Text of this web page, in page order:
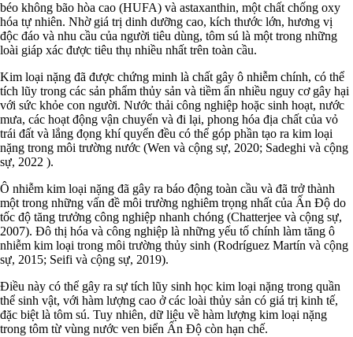
béo không bão hòa cao (HUFA) và astaxanthin, một chất chống oxy
hóa tự nhiên. Nhờ giá trị dinh dưỡng cao, kích thước lớn, hương vị
độc đáo và nhu cầu của người tiêu dùng, tôm sú là một trong những
loài giáp xác được tiêu thụ nhiều nhất trên toàn cầu.
Kim loại nặng đã được chứng minh là chất gây ô nhiễm chính, có thể
tích lũy trong các sản phẩm thủy sản và tiềm ẩn nhiều nguy cơ gây hại
với sức khỏe con người. Nước thải công nghiệp hoặc sinh hoạt, nước
mưa, các hoạt động vận chuyển và đi lại, phong hóa địa chất của vỏ
trái đất và lắng đọng khí quyển đều có thể góp phần tạo ra kim loại
nặng trong môi trường nước (Wen và cộng sự, 2020; Sadeghi và cộng
sự, 2022 ).
Ô nhiễm kim loại nặng đã gây ra báo động toàn cầu và đã trở thành
một trong những vấn đề môi trường nghiêm trọng nhất của Ấn Độ do
tốc độ tăng trưởng công nghiệp nhanh chóng (Chatterjee và cộng sự,
2007). Đô thị hóa và công nghiệp là những yếu tố chính làm tăng ô
nhiễm kim loại trong môi trường thủy sinh (Rodríguez Martín và cộng
sự, 2015; Seifi và cộng sự, 2019).
Điều này có thể gây ra sự tích lũy sinh học kim loại nặng trong quần
thể sinh vật, với hàm lượng cao ở các loài thủy sản có giá trị kinh tế,
đặc biệt là tôm sú. Tuy nhiên, dữ liệu về hàm lượng kim loại nặng
trong tôm từ vùng nước ven biển Ấn Độ còn hạn chế.